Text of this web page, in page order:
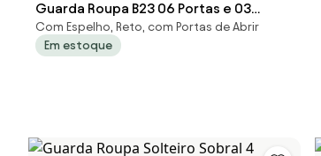
Guarda Roupa B23 06 Portas e 03
Gavetas Branco - Briz
Com Espelho, Reto, com Portas de Abrir
Em estoque